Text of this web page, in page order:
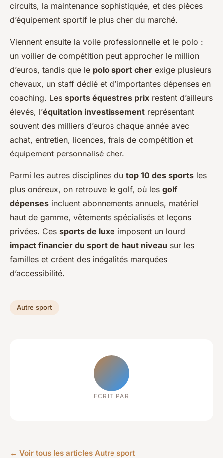
circuits, la maintenance sophistiquée, et des pièces
d’équipement sportif le plus cher du marché.
Viennent ensuite la voile professionnelle et le polo :
un voilier de compétition peut approcher le million
d’euros, tandis que le polo sport cher exige plusieurs
chevaux, un staff dédié et d’importantes dépenses en
coaching. Les sports équestres prix restent d’ailleurs
élevés, l’équitation investissement représentant
souvent des milliers d’euros chaque année avec
achat, entretien, licences, frais de compétition et
équipement personnalisé cher.
Parmi les autres disciplines du top 10 des sports les
plus onéreux, on retrouve le golf, où les golf
dépenses incluent abonnements annuels, matériel
haut de gamme, vêtements spécialisés et leçons
privées. Ces sports de luxe imposent un lourd
impact financier du sport de haut niveau sur les
familles et créent des inégalités marquées
d’accessibilité.
Autre sport
ECRIT PAR
← Voir tous les articles Autre sport